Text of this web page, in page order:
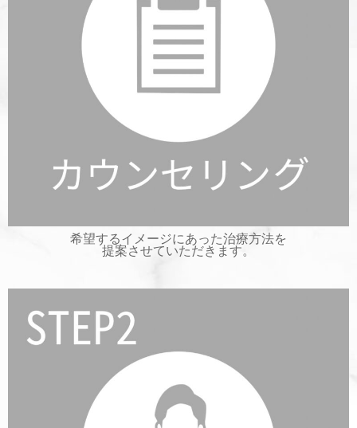
希望するイメージにあった治療方法を
提案させていただきます。